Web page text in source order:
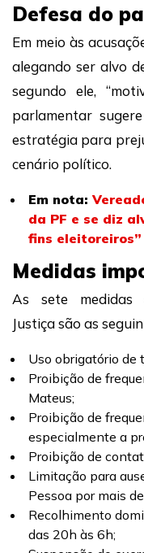
Defesa do
Em meio às
alegando ser alvo
segundo ele,
parlamentar
estratégia para
cenário político.
Em nota:
da PF e se diz
fins eleitoreiros”
Medidas
As sete medidas
Justiça são as
Uso obrigatório de
Proibição de
Mateus;
Proibição de
especialmente a
Proibição de
Limitação para
Pessoa por mais
Recolhimento
das 20h às 6h;